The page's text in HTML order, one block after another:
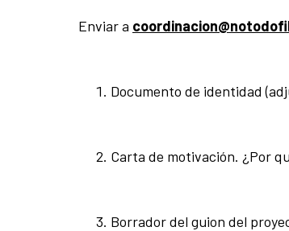
Enviar a
Documento de identidad
Carta de motivación. ¿Por
Borrador del guion del